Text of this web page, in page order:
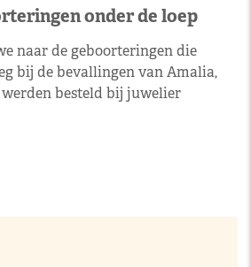
onder de loep
naar de geboorteringen die
bij de bevallingen van Amalia,
besteld bij juwelier